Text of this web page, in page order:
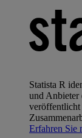
Statista R
und Anbieter
veröffentlicht
Erfahren Sie